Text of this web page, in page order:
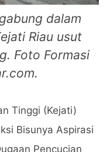
dalam
Riau usut
Foto Formasi
.
Tinggi (Kejati)
Bisunya Aspirasi
Pencucian